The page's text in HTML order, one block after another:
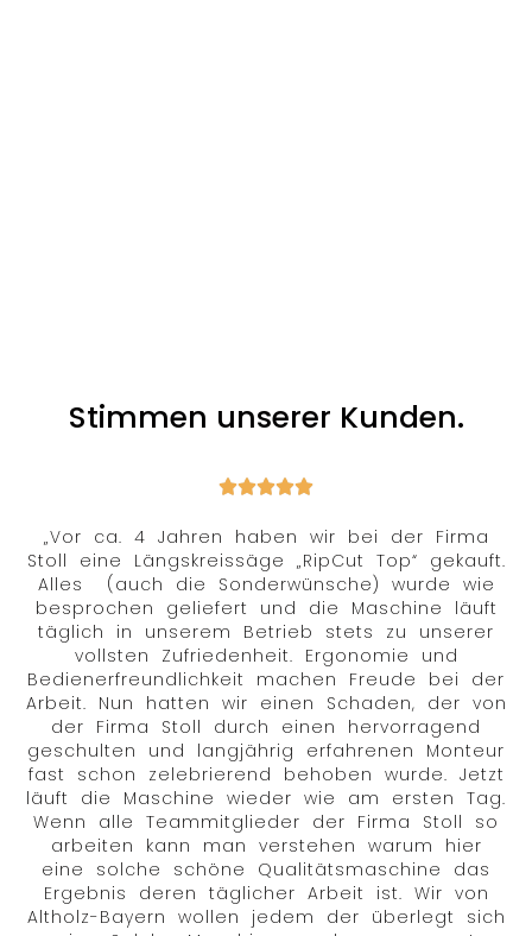
Stimmen unserer Kunden.
„Vor ca. 4 Jahren haben wir bei der Firma
Stoll eine Längskreissäge „RipCut Top“ gekauft.
Alles (auch die Sonderwünsche) wurde wie
besprochen geliefert und die Maschine läuft
täglich in unserem Betrieb stets zu unserer
vollsten Zufriedenheit. Ergonomie und
Bedienerfreundlichkeit machen Freude bei der
Arbeit. Nun hatten wir einen Schaden, der von
der Firma Stoll durch einen hervorragend
geschulten und langjährig erfahrenen Monteur
fast schon zelebrierend behoben wurde. Jetzt
läuft die Maschine wieder wie am ersten Tag.
Wenn alle Teammitglieder der Firma Stoll so
arbeiten kann man verstehen warum hier
eine solche schöne Qualitätsmaschine das
Ergebnis deren täglicher Arbeit ist. Wir von
Altholz-Bayern wollen jedem der überlegt sich